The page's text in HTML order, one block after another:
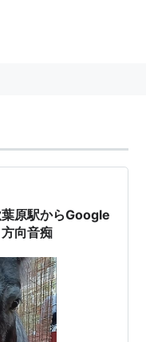
原駅からGoogle
向音痴